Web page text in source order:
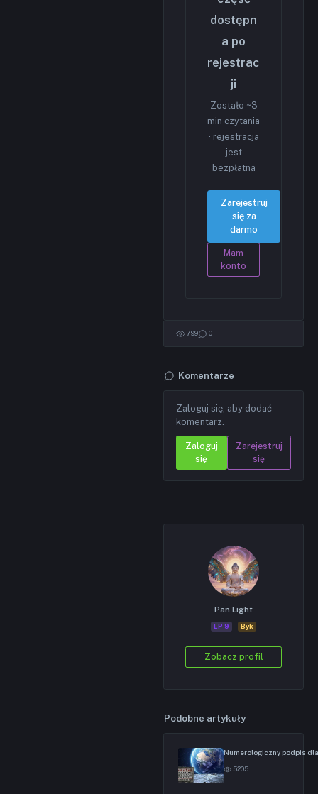
dostępn
a po
rejestrac
ji
Zostało ~3
min czytania
· rejestracja
jest
bezpłatna
Zarejestruj
się za
darmo
Mam
konto
799 0
Komentarze
Zaloguj się, aby dodać
komentarz.
Zaloguj
się
Zarejestruj
się
Pan Light
LP 9 Byk
Zobacz profil
Podobne artykuły
Numerologiczny podpis
5205